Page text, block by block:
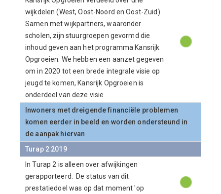
wijkdelen (West, Oost-Noord en Oost-Zuid).
Samen met wijkpartners, waaronder
scholen, zijn stuurgroepen gevormd die
inhoud geven aan het programma Kansrijk
Opgroeien. We hebben een aanzet gegeven
om in 2020 tot een brede integrale visie op
jeugd te komen, Kansrijk Opgroeien is
onderdeel van deze visie.
Inwoners met dreigende financiële problemen
komen eerder in beeld en worden ondersteund in
de aanpak hiervan
Turap 2 2019
In Turap 2 is alleen over afwijkingen
gerapporteerd. De status van dit
prestatiedoel was op dat moment 'op